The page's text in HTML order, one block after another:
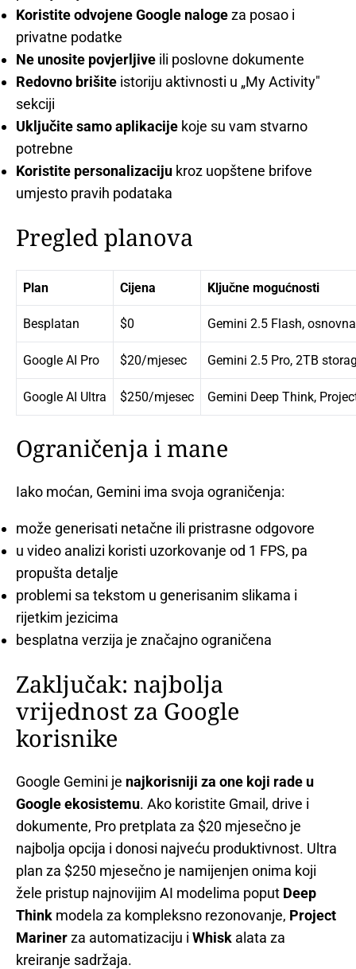
Koristite odvojene Google nalogeza posao i
privatne podatke
Ne unosite povjerljive ili poslovne dokumente
Redovno brišite istoriju aktivnosti u „My Activity"
sekciji
Uključite samo aplikacije koje su vam stvarno
potrebne
Koristite personalizaciju kroz uopštene brifove
umjesto pravih podataka
Pregled planova
Plan Cijena Ključne mogućnosti
Besplatan $0 Gemini 2.5 Flash,
Google AI Pro $20/mjesec Gemini 2.5 Pro, 2TB
Google AI Ultra $250/mjesec Gemini Deep Think,
Ograničenja i mane
Iako moćan, Gemini ima svoja ograničenja:
može generisati netačne ili pristrasne odgovore
u video analizi koristi uzorkovanje od 1 FPS, pa
propušta detalje
problemi sa tekstom u generisanim slikama i
rijetkim jezicima
besplatna verzija je značajno ograničena
Zaključak: najbolja
vrijednost za Google
korisnike
Google Gemini je najkorisniji za one koji rade u
Google ekosistemu. Ako koristite Gmail, drive i
dokumente, Pro pretplata za $20 mjesečno je
najbolja opcija i donosi najveću produktivnost. Ultra
plan za $250 mjesečno je namijenjen onima koji
žele pristup najnovijim AI modelima poput Deep
Think modela za kompleksno rezonovanje, Project
Marinerza automatizaciju i Whisk alata za
kreiranje sadržaja.